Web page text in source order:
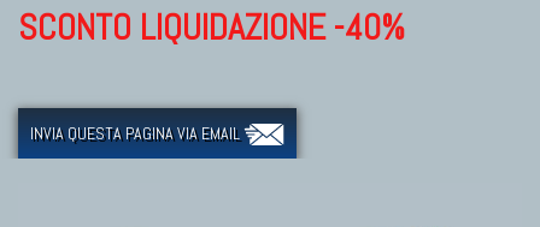
SCONTO LIQUIDAZIONE -40%
INVIA QUESTA PAGINA VIA EMAIL